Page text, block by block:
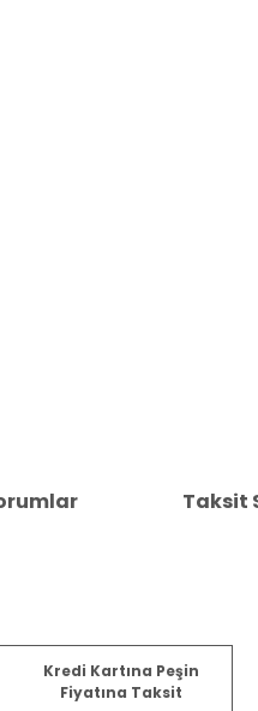
Taksit
ve diğer konularda
Kredi Kartına Peşin
Fiyatına Taksit